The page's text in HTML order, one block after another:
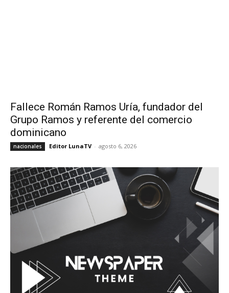
Fallece Román Ramos Uría, fundador del
Grupo Ramos y referente del comercio
dominicano
nacionales Editor LunaTV - agosto 6, 2026